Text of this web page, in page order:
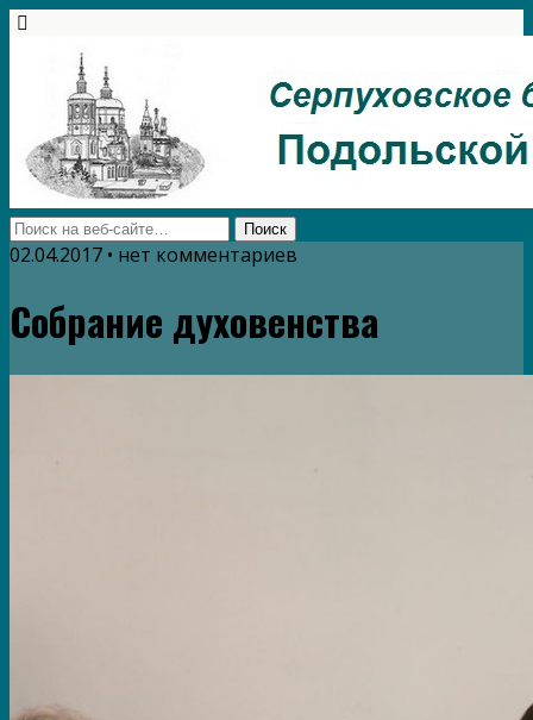
02.04.2017 • нет комментариев
Собрание духовенства